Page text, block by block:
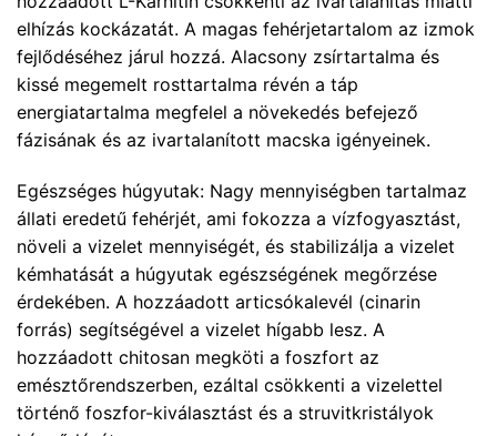
elhízás kockázatát. A magas fehérjetartalom az izmok
fejlődéséhez járul hozzá. Alacsony zsírtartalma és
kissé megemelt rosttartalma révén a táp
energiatartalma megfelel a növekedés befejező
fázisának és az ivartalanított macska igényeinek.
Egészséges húgyutak: Nagy mennyiségben tartalmaz
állati eredetű fehérjét, ami fokozza a vízfogyasztást,
növeli a vizelet mennyiségét, és stabilizálja a vizelet
kémhatását a húgyutak egészségének megőrzése
érdekében. A hozzáadott articsókalevél (cinarin
forrás) segítségével a vizelet hígabb lesz. A
hozzáadott chitosan megköti a foszfort az
emésztőrendszerben, ezáltal csökkenti a vizelettel
történő foszfor-kiválasztást és a struvitkristályok